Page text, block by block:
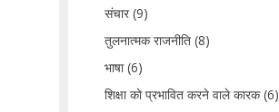
संचार (9)
तुलनात्मक राजनीति (8)
भाषा (6)
शिक्षा को प्रभावित करने वाले कारक (6)